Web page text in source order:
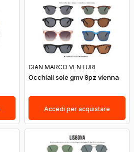
GIAN MARCO VENTURI
Occhiali sole gmv 8pz vienna
Accedi per acquistare